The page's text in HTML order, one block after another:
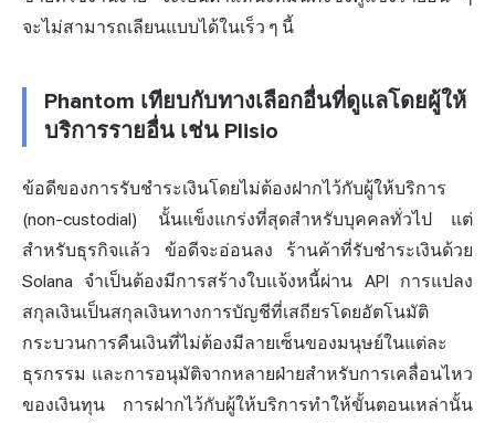
จะไม่สามารถเลียนแบบได้ในเร็ว ๆ นี้
Phantom เทียบกับทางเลือกอื่นที่ดูแลโดยผู้ให้
บริการรายอื่น เช่น Plisio
ข้อดีของการรับชำระเงินโดยไม่ต้องฝากไว้กับผู้ให้บริการ
(non-custodial) นั้นแข็งแกร่งที่สุดสำหรับบุคคลทั่วไป แต่
สำหรับธุรกิจแล้ว ข้อดีจะอ่อนลง ร้านค้าที่รับชำระเงินด้วย
Solana จำเป็นต้องมีการสร้างใบแจ้งหนี้ผ่าน API การแปลง
สกุลเงินเป็นสกุลเงินทางการบัญชีที่เสถียรโดยอัตโนมัติ
กระบวนการคืนเงินที่ไม่ต้องมีลายเซ็นของมนุษย์ในแต่ละ
ธุรกรรม และการอนุมัติจากหลายฝ่ายสำหรับการเคลื่อนไหว
ของเงินทุน การฝากไว้กับผู้ให้บริการทำให้ขั้นตอนเหล่านั้น